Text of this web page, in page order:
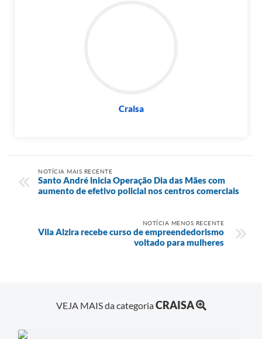
Craisa
NOTÍCIA MAIS RECENTE
Santo André inicia Operação Dia das Mães com
aumento de efetivo policial nos centros comerciais
NOTÍCIA MENOS RECENTE
Vila Alzira recebe curso de empreendedorismo
voltado para mulheres
VEJA MAIS da categoriaCRAISA